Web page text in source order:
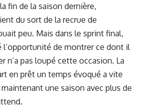
fin de la saison dernière,
du sort de la recrue de
peu. Mais dans le sprint final,
de montrer ce dont il
n’a pas loupé cette occasion. La
en prêt un temps évoqué a vite
une saison avec plus de